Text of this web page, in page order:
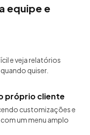
equipe e
e veja relatórios
quiser.
próprio cliente
customizações e
um menu amplo